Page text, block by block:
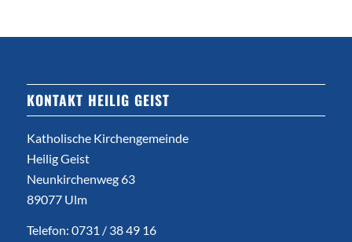
KONTAKT HEILIG GEIST
Katholische Kirchengemeinde
Heilig Geist
Neunkirchenweg 63
89077 Ulm
Telefon: 0731 / 38 49 16